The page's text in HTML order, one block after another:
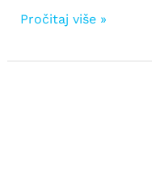
Combusten
Pročitaj više »